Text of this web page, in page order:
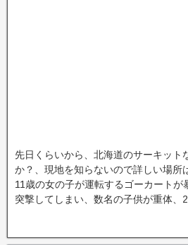
先日くらいから、北海道のサーキット
か？、現地を知らないので詳しい場所
11歳の女の子が運転するゴーカートが
突撃してしまい、数名の子供が重体